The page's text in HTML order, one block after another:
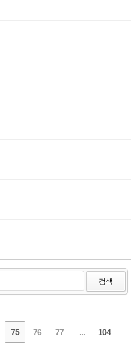
검색
75 76 77 ... 104